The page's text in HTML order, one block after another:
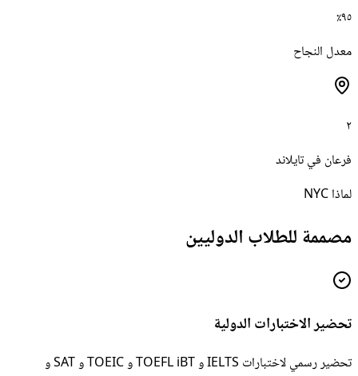
٩٥٪
معدل النجاح
٢
فرعان في تايلاند
لماذا NYC
مصممة للطلاب الدوليين
تحضير الاختبارات الدولية
تحضير رسمي لاختبارات IELTS و TOEFL iBT و TOEIC و SAT و